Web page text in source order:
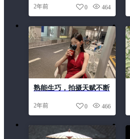
一步
2年前 464
0
熟能生巧，拍摄天赋不断
图图包合集
2年前 466
0